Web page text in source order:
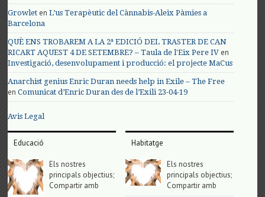
Growlet enL’us Terapèutic del Cànnabis-Aleix Pàmies a
Barcelona
QUÈ ENS TROBAREM A LA 2ª EDICIÓ DEL TRASTER DE CAN
RICART AQUEST 4 DE SETEMBRE? – Taula de l'Eix Pere IV en
Investigació, desenvolupament i producció: el projecte MaCus
Anarchist genius Enric Duran needs help in Exile – The Free
enComunicat d’Enric Duran des de l’Exili 23-04-19
Avis Legal
Educació
Els nostres
principals objectius;
Compartir amb
Habitatge
Els nostres
principals objectius;
Compartir amb